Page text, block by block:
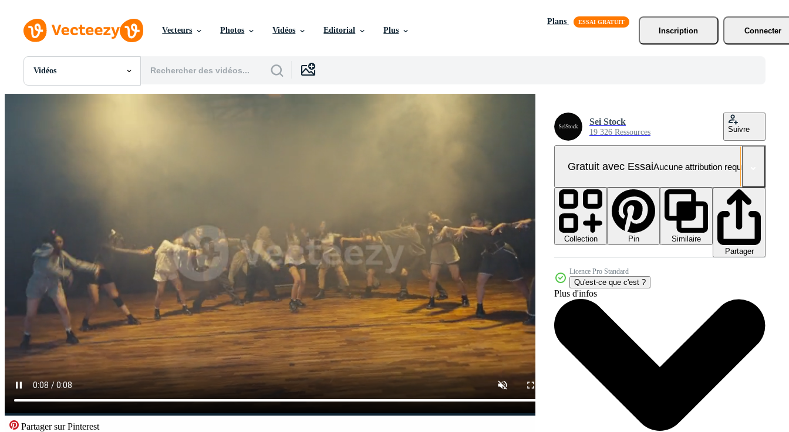
Vecteurs Photos Vidéos Editorial Plus
Plans
Inscription
Connecter
Vidéos
Toutes Images
Partager sur Pinterest
Sei Stock
19 326 Ressources Suivre
Gratuit avec EssaiAucune attribution requise
Collection Pin
Similaire
Partager
Licence Pro Standard
Qu'est-ce que c'est ?
Plus d'infos